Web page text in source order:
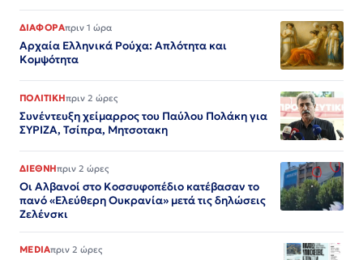
ΔΙΑΦΟΡΑπριν 1 ώρα
Αρχαία Ελληνικά Ρούχα: Απλότητα και
Κομψότητα
ΠΟΛΙΤΙΚΗπριν 2 ώρες
Συνέντευξη χείμαρρος του Παύλου Πολάκη για
ΣΥΡΙΖΑ, Τσίπρα, Μητσοτακη
ΔΙΕΘΝΗπριν 2 ώρες
Οι Αλβανοί στο Κοσσυφοπέδιο κατέβασαν το
πανό «Ελεύθερη Ουκρανία» μετά τις δηλώσεις
Ζελένσκι
MEDIAπριν 2 ώρες